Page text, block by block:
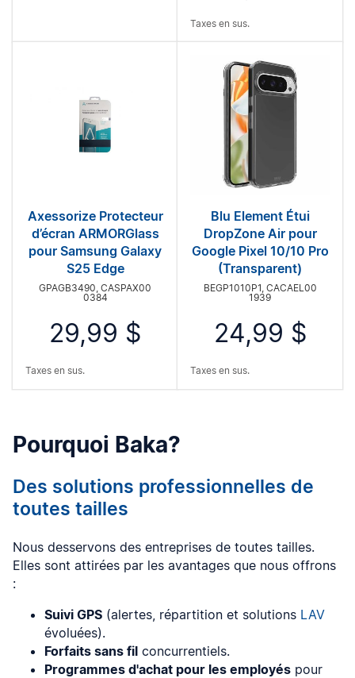
Taxes en sus.
Axessorize Protecteur
d’écran ARMORGlass
pour Samsung Galaxy
S25 Edge
GPAGB3490, CASPAX00
0384
29,99 $
Taxes en sus.
Blu Element Étui
DropZone Air pour
Google Pixel 10/10 Pro
(Transparent)
BEGP1010P1, CACAEL00
1939
24,99 $
Taxes en sus.
Pourquoi Baka?
Des solutions professionnelles de
toutes tailles
Nous desservons des entreprises de toutes tailles.
Elles sont attirées par les avantages que nous offrons
:
Suivi GPS (alertes, répartition et solutions LAV
évoluées).
Forfaits sans fil concurrentiels.
Programmes d'achat pour les employés pour